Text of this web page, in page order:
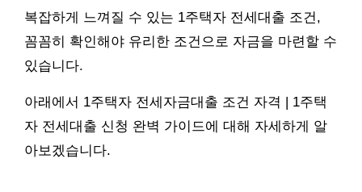
복잡하게 느껴질 수 있는 1주택자 전세대출 조건,
꼼꼼히 확인해야 유리한 조건으로 자금을 마련할 수
있습니다.
아래에서 1주택자 전세자금대출 조건 자격 | 1주택
자 전세대출 신청 완벽 가이드에 대해 자세하게 알
아보겠습니다.